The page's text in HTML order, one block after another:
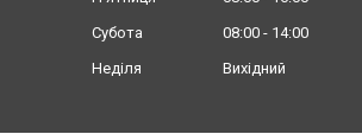
Субота
08:00
14:00
Неділя
Вихідний